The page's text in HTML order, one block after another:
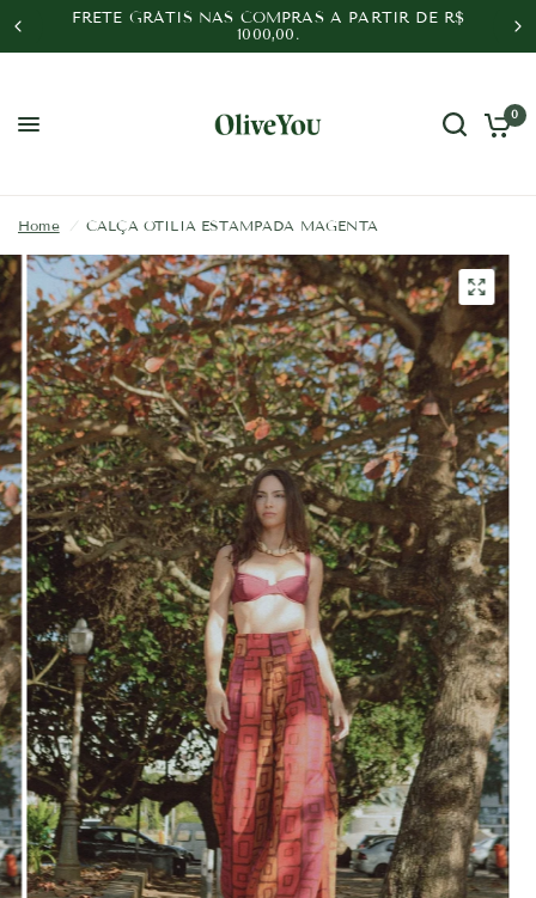
FRETE GRÁTIS NAS COMPRAS A PARTIR DE R$
1000,00.
0
Home / CALÇA OTILIA ESTAMPADA MAGENTA